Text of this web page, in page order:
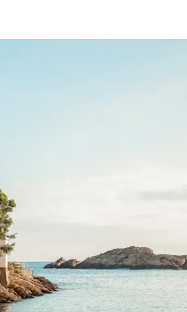
をタッチまたはスワイプして検索結果を確認